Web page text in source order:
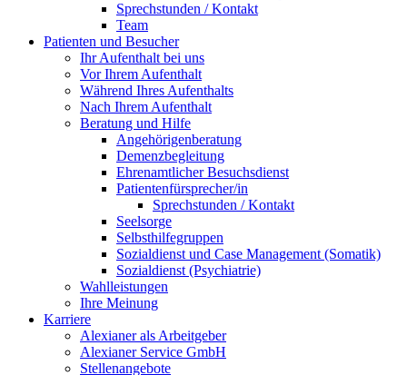
Sprechstunden / Kontakt
Team
Patienten und Besucher
Ihr Aufenthalt bei uns
Vor Ihrem Aufenthalt
Während Ihres Aufenthalts
Nach Ihrem Aufenthalt
Beratung und Hilfe
Angehörigenberatung
Demenzbegleitung
Ehrenamtlicher Besuchsdienst
Patientenfürsprecher/in
Sprechstunden / Kontakt
Seelsorge
Selbsthilfegruppen
Sozialdienst und Case Management (Somatik)
Sozialdienst (Psychiatrie)
Wahlleistungen
Ihre Meinung
Karriere
Alexianer als Arbeitgeber
Alexianer Service GmbH
Stellenangebote